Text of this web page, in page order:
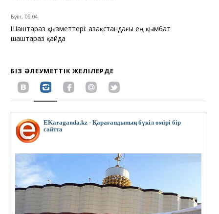
Бүгін, 09:04
Шаштараз қызметтері: Қазақстандағы ең қымбат
шаштараз қайда
БІЗ ӘЛЕУМЕТТІК ЖЕЛІЛЕРДЕ
EKaraganda.kz - Қарағандының бүкіл өмірі бір
сайтта